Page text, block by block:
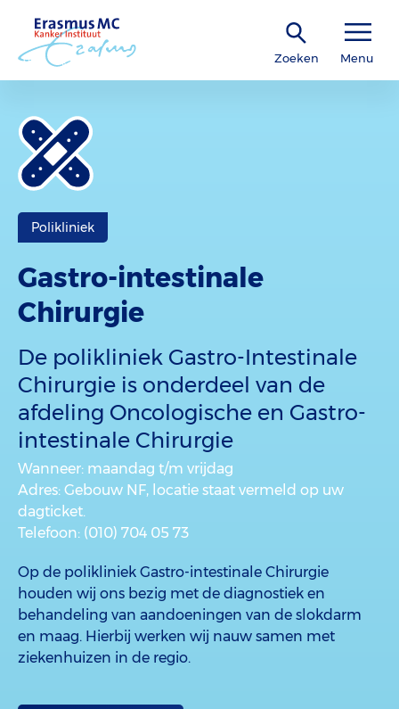
Zoeken Menu
Polikliniek
Gastro-intestinale
Chirurgie
De polikliniek Gastro-Intestinale
Chirurgie is onderdeel van de
afdeling Oncologische en Gastro-
intestinale Chirurgie
Wanneer: maandag t/m vrijdag
Adres: Gebouw NF, locatie staat vermeld op uw
dagticket.
Telefoon: (010) 704 05 73
Op de polikliniek Gastro-intestinale Chirurgie
houden wij ons bezig met de diagnostiek en
behandeling van aandoeningen van de slokdarm
en maag. Hierbij werken wij nauw samen met
ziekenhuizen in de regio.